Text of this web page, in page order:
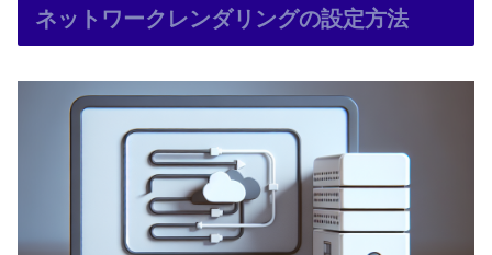
ネットワークレンダリングの設定方法